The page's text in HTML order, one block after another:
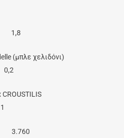
(μπλε χελιδόνι)
CROUSTILIS
3.760